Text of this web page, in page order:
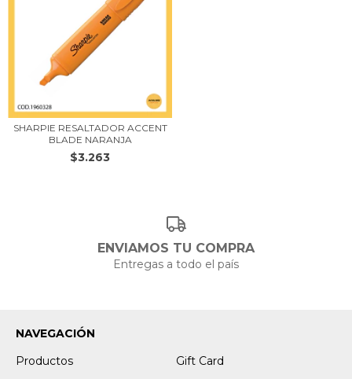
SHARPIE RESALTADOR ACCENT
BLADE NARANJA
$3.263
ENVIAMOS TU COMPRA
Entregas a todo el país
NAVEGACIÓN
Productos
Gift Card